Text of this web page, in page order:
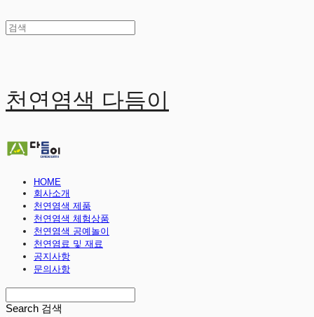
천연염색 다듬이
HOME
회사소개
천연염색 제품
천연염색 체험상품
천연염색 공예놀이
천연염료 및 재료
공지사항
문의사항
Search 검색